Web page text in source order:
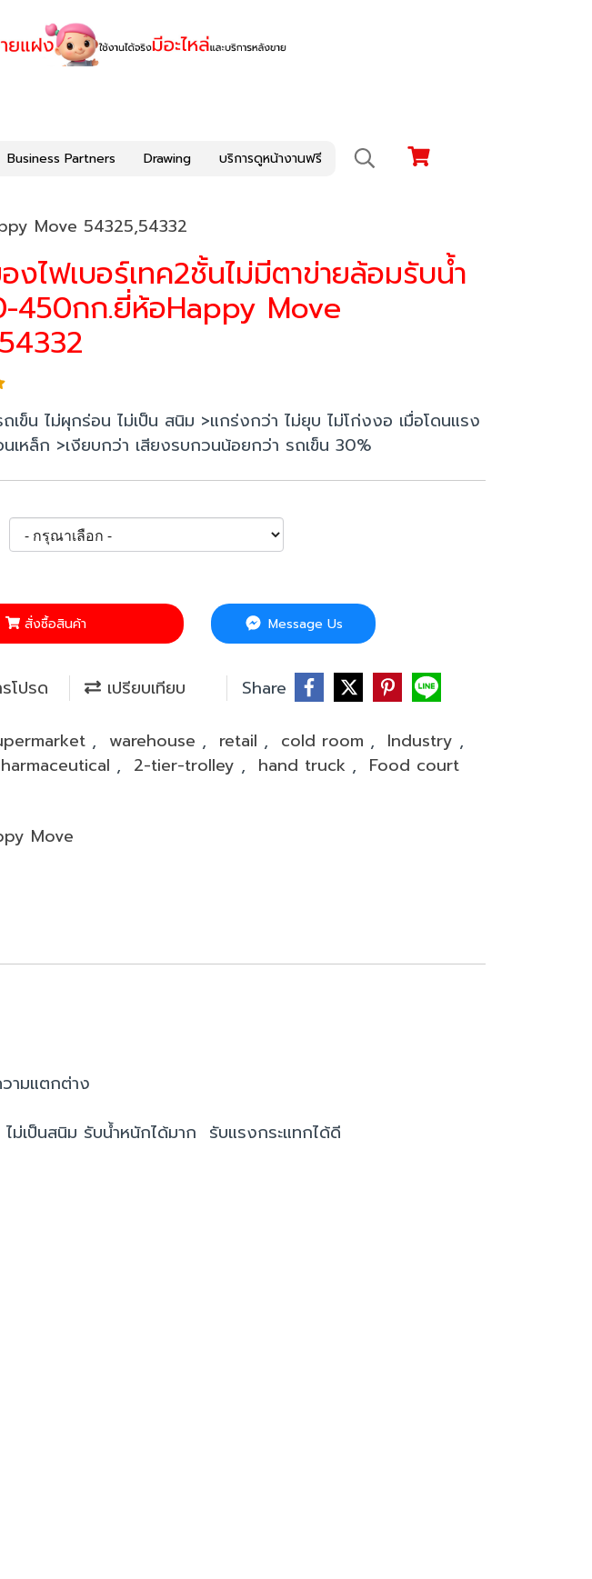
Business Partners Drawing บริการดูหน้างานฟรี
Move 54325,54332
งไฟเบอร์เทค2ชั้นไม่มีตาข่ายล้อมรับน้ำ
450กก.ยี่ห้อHappy Move
เข็น ไม่ผุกร่อน ไม่เป็น สนิม >แกร่งกว่า ไม่ยุบ ไม่โก่งงอ เมื่อโดนแรง
นเหล็ก >เงียบกว่า เสียงรบกวนน้อยกว่า รถเข็น 30%
สั่งซื้อสินค้า Message Us
โปรด เปรียบเทียบ Share
, warehouse , retail , cold room , Industry ,
, 2-tier-trolley , hand truck , Food court
Move
ามแตกต่าง
เป็นสนิม รับน้ำหนักได้มาก รับแรงกระแทกได้ดี